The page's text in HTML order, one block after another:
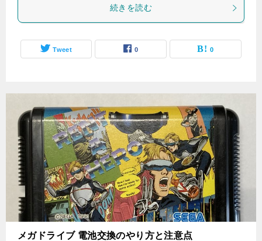
続きを読む
Tweet 0 0
メガドライブ 電池交換のやり方と注意点